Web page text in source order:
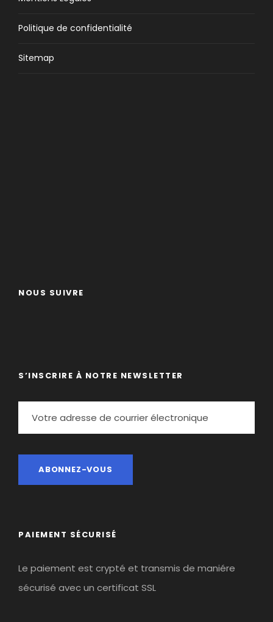
Politique de confidentialité
Sitemap
NOUS SUIVRE
S’INSCRIRE À NOTRE NEWSLETTER
PAIEMENT SÉCURISÉ
Le paiement est crypté et transmis de maniére
sécurisé avec un certificat SSL